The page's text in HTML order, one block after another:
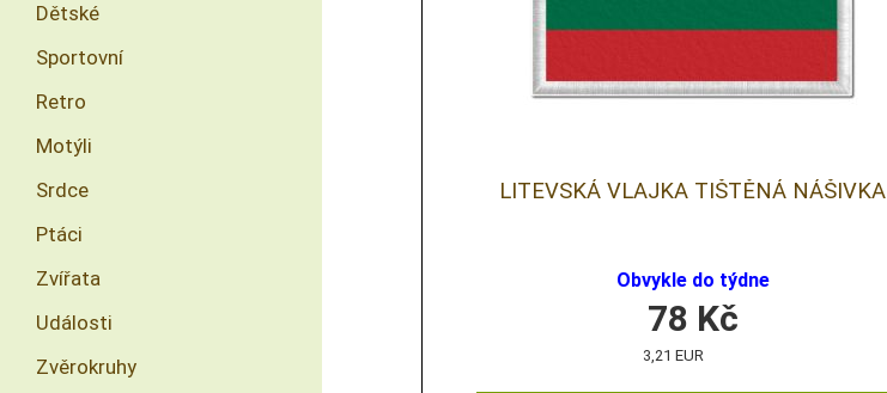
LITEVSKÁ VLAJKA TIŠTĚNÁ NÁŠIVKA
Obvykle do týdne
78 Kč
3,21 EUR
Dětské
Sportovní
Retro
Motýli
Srdce
Ptáci
Zvířata
Události
Zvěrokruhy